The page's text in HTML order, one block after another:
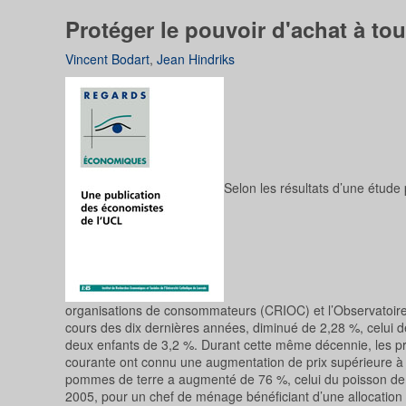
Protéger le pouvoir d'achat à
Vincent Bodart, Jean Hindriks
Selon les résultats d’une
organisations de consommateurs (CRIOC) et
cours des dix dernières années, diminué de 2,28 %, celui
deux enfants de 3,2 %. Durant cette même décennie, les
courante ont connu une augmentation de prix supérieure
pommes de terre a augmenté de 76 %, celui du poisson
2005, pour un chef de ménage bénéficiant d’une